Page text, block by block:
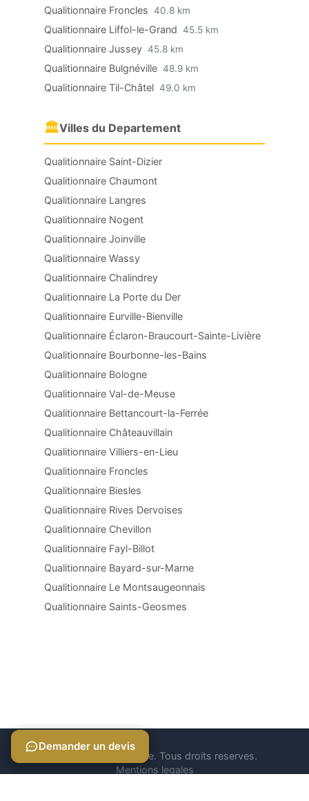
Qualitionnaire Froncles 40.8 km
Qualitionnaire Liffol-le-Grand 45.5 km
Qualitionnaire Jussey 45.8 km
Qualitionnaire Bulgnéville 48.9 km
Qualitionnaire Til-Châtel 49.0 km
🏛Villes du Departement
Qualitionnaire Saint-Dizier
Qualitionnaire Chaumont
Qualitionnaire Langres
Qualitionnaire Nogent
Qualitionnaire Joinville
Qualitionnaire Wassy
Qualitionnaire Chalindrey
Qualitionnaire La Porte du Der
Qualitionnaire Eurville-Bienville
Qualitionnaire Éclaron-Braucourt-Sainte-Livière
Qualitionnaire Bourbonne-les-Bains
Qualitionnaire Bologne
Qualitionnaire Val-de-Meuse
Qualitionnaire Bettancourt-la-Ferrée
Qualitionnaire Châteauvillain
Qualitionnaire Villiers-en-Lieu
Qualitionnaire Froncles
Qualitionnaire Biesles
Qualitionnaire Rives Dervoises
Qualitionnaire Chevillon
Qualitionnaire Fayl-Billot
Qualitionnaire Bayard-sur-Marne
Qualitionnaire Le Montsaugeonnais
Qualitionnaire Saints-Geosmes
© 2026 Qualitionnaire. Tous droits reserves.
Mentions legales
Demander un devis
Demander un devis